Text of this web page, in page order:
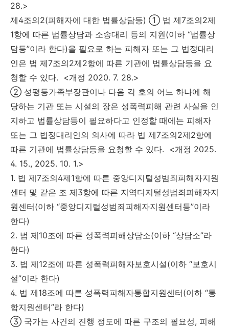
28.>
제4조의2(피해자에 대한 법률상담등) ① 법 제7조의2제
1항에 따른 법률상담과 소송대리 등의 지원(이하 “법률상
담등”이라 한다)을 필요로 하는 피해자 또는 그 법정대리
인은 법 제7조의2제2항에 따른 기관에 법률상담등을 요
청할 수 있다. <개정 2020. 7. 28.>
② 성평등가족부장관이나 다음 각 호의 어느 하나에 해
당하는 기관 또는 시설의 장은 성폭력피해 관련 사실을 인
지하고 법률상담등이 필요하다고 인정할 때에는 피해자
또는 그 법정대리인의 의사에 따라 법 제7조의2제2항에
따른 기관에 법률상담등을 요청할 수 있다. <개정 2025.
4. 15., 2025. 10. 1.>
1. 법 제7조의4제1항에 따른 중앙디지털성범죄피해자지원
센터 및 같은 조 제3항에 따른 지역디지털성범죄피해자지
원센터(이하 “중앙디지털성범죄피해자지원센터등”이라
한다)
2. 법 제10조에 따른 성폭력피해상담소(이하 “상담소”라
한다)
3. 법 제12조에 따른 성폭력피해자보호시설(이하 “보호시
설”이라 한다)
4. 법 제18조에 따른 성폭력피해자통합지원센터(이하 “통
합지원센터”라 한다)
③ 국가는 사건의 진행 정도에 따른 구조의 필요성, 피해